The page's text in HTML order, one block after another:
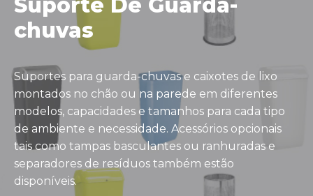
chuvas
Suportes para guarda-chuvas e caixotes de lixo
montados no chão ou na parede em diferentes
modelos, capacidades e tamanhos para cada tipo
de ambiente e necessidade. Acessórios opcionais
tais como tampas basculantes ou ranhuradas e
separadores de resíduos também estão
disponíveis.